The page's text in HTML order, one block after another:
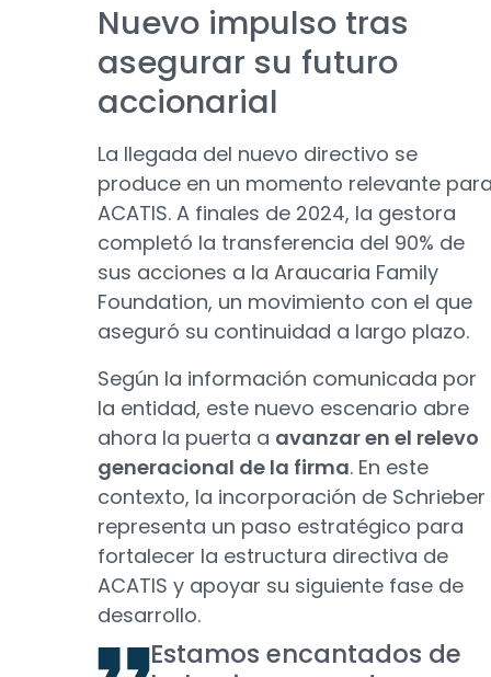
Nuevo impulso tras
asegurar su futuro
accionarial
La llegada del nuevo directivo se
produce en un momento relevante
ACATIS. A finales de 2024, la gestora
completó la transferencia del 90% de
sus acciones a la Araucaria Family
Foundation, un movimiento con el que
aseguró su continuidad a largo plazo.
Según la información comunicada por
la entidad, este nuevo escenario abre
ahora la puerta a avanzar en el relevo
generacional de la firma. En este
contexto, la incorporación de Schrieber
representa un paso estratégico para
fortalecer la estructura directiva de
ACATIS y apoyar su siguiente fase de
desarrollo.
Estamos encantados de